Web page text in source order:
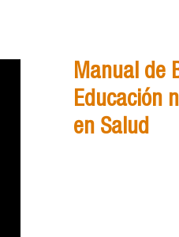
Manual de
Educación
en Salud